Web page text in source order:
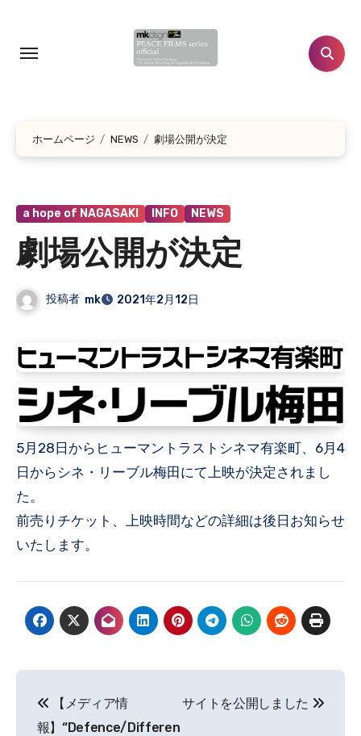
ホームページ NEWS 劇場公開が決定
a hope of NAGASAKI INFO NEWS
劇場公開が決定
投稿者 mk 2021年2月12日
5月28日からヒューマントラストシネマ有楽町、6月4
日からシネ・リーブル梅田にて上映が決定されまし
た。
前売りチケット、上映時間などの詳細は後日お知らせ
いたします。
稿
【メディア情
報】“Defence/Differen
サイトを公開しました